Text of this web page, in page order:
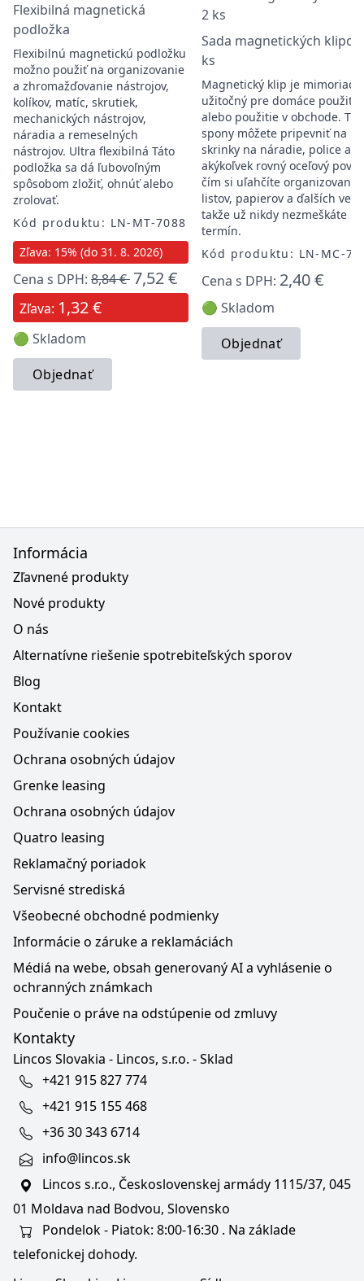
Flexibilná magnetická
podložka
Flexibilnú magnetickú podložku
možno použiť na organizovanie
a zhromažďovanie nástrojov,
kolíkov, matíc, skrutiek,
mechanických nástrojov,
náradia a remeselných
nástrojov. Ultra flexibilná Táto
podložka sa dá ľubovoľným
spôsobom zložiť, ohnúť alebo
zrolovať.
Kód produktu: LN-MT-7088
Zľava: 15% (do 31. 8. 2026)
Cena s DPH: 8,84 € 7,52 €
Zľava: 1,32 €
🟢 Skladom
Objednať
Sada magnetických
ks
Magnetický klip je
užitočný pre domáce použitie
alebo použitie v obchode.
spony môžete pripevniť na
skrinky na náradie, police
akýkoľvek rovný oceľový
čím si uľahčíte organizovanie
listov, papierov a ďalších vecí,
takže už nikdy nezmeškáte
termín.
Kód produktu: LN-MC-
Cena s DPH: 2,40 €
🟢 Skladom
Objednať
Informácia
Zľavnené produkty
Nové produkty
O nás
Alternatívne riešenie spotrebiteľských sporov
Blog
Kontakt
Používanie cookies
Ochrana osobných údajov
Grenke leasing
Ochrana osobných údajov
Quatro leasing
Reklamačný poriadok
Servisné strediská
Všeobecné obchodné podmienky
Informácie o záruke a reklamáciách
Médiá na webe, obsah generovaný AI a vyhlásenie o
ochranných známkach
Poučenie o práve na odstúpenie od zmluvy
Kontakty
Lincos Slovakia - Lincos, s.r.o. - Sklad
+421 915 827 774
+421 915 155 468
+36 30 343 6714
info@lincos.sk
Lincos s.r.o., Československej armády 1115/37, 045
01 Moldava nad Bodvou, Slovensko
Pondelok - Piatok: 8:00-16:30 . Na základe
telefonickej dohody.